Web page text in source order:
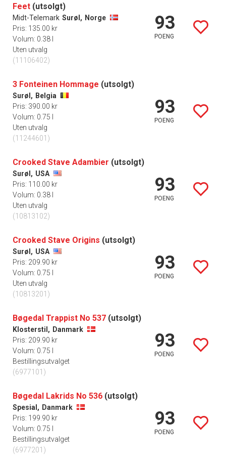
Feet (utsolgt)
Midt-Telemark Surøl, Norge
Pris: 135.00 kr
Volum: 0.38 l
Uten utvalg
(11106402)
93
POENG
3 Fonteinen Hommage (utsolgt)
Surøl, Belgia
Pris: 390.00 kr
Volum: 0.75 l
Uten utvalg
(11244601)
93
POENG
Crooked Stave Adambier (utsolgt)
Surøl, USA
Pris: 110.00 kr
Volum: 0.38 l
Uten utvalg
(10813102)
93
POENG
Crooked Stave Origins (utsolgt)
Surøl, USA
Pris: 209.90 kr
Volum: 0.75 l
Uten utvalg
(10813201)
93
POENG
Bøgedal Trappist No 537 (utsolgt)
Klosterstil, Danmark
Pris: 209.90 kr
Volum: 0.75 l
Bestillingsutvalget
(6977101)
93
POENG
Bøgedal Lakrids No 536 (utsolgt)
Spesial, Danmark
Pris: 199.90 kr
Volum: 0.75 l
Bestillingsutvalget
(6977201)
93
POENG